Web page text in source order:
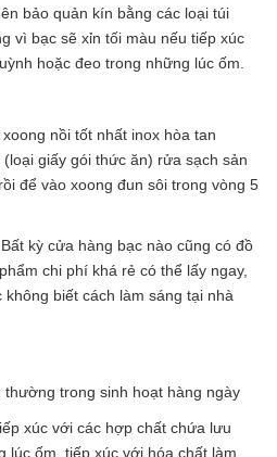
bảo quản kín bằng các loại túi
vì bạc sẽ xỉn tối màu nếu tiếp xúc
hoặc đeo trong những lúc ốm.
nồi tốt nhất inox hòa tan
giấy gói thức ăn) rửa sạch sản
để vào xoong đun sôi trong vòng 5
kỳ cửa hàng bạc nào cũng có đồ
chi phí khá rẻ có thể lấy ngay,
biết cách làm sáng tại nhà
trong sinh hoạt hàng ngày
xúc với các hợp chất chứa lưu
lúc ốm, tiếp xúc với hóa chất làm